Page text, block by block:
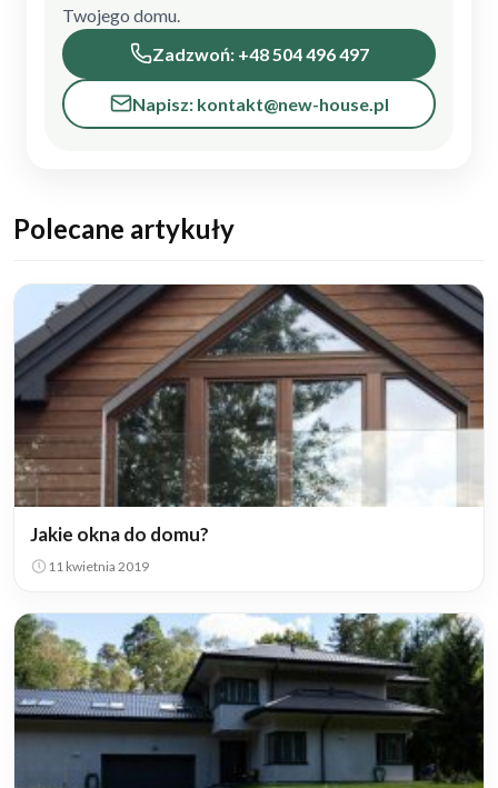
Twojego domu.
Zadzwoń: +48 504 496 497
Napisz: kontakt@new-house.pl
Polecane artykuły
Jakie okna do domu?
11 kwietnia 2019